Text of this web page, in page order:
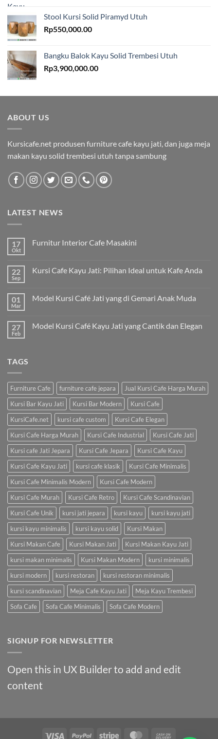
Stool Kursi Solid Piramyd Utuh
Rp550,000.00
Bangku Balok Kayu Solid Trembesi Utuh
Rp3,900,000.00
ABOUT US
Kursicafe.net produsen furniture cafe kayu jati, dan juga meja
makan kayu solid trembesi utuh tanpa sambung
LATEST NEWS
17
Okt
Furnitur Interior Cafe Masakini
22
Sep
Kursi Cafe Kayu Jati: Pilihan Ideal untuk Kafe Anda
01
Mar
Model Kursi Café Jati yang di Gemari Anak Muda
27
Feb
Model Kursi Café Kayu Jati yang Cantik dan Elegan
TAGS
Furniture Cafe furniture cafe jepara
Jual Kursi Cafe Harga Murah
Kursi Bar Kayu Jati
Kursi Bar Modern
Kursi Cafe
KursiCafe.net
kursi cafe custom
Kursi Cafe Elegan
Kursi Cafe Harga Murah
Kursi Cafe Industrial
Kursi Cafe Jati
Kursi cafe Jati Jepara
Kursi Cafe Jepara
Kursi Cafe Kayu
Kursi Cafe Kayu Jati
kursi cafe klasik
Kursi Cafe Minimalis
Kursi Cafe Minimalis Modern
Kursi Cafe Modern
Kursi Cafe Murah
Kursi Cafe Retro
Kursi Cafe Scandinavian
Kursi Cafe Unik
kursi jati jepara kursi kayu
kursi kayu jati
kursi kayu minimalis
kursi kayu solid
Kursi Makan
Kursi Makan Cafe
Kursi Makan Jati
Kursi Makan Kayu Jati
kursi makan minimalis
Kursi Makan Modern
kursi minimalis
kursi modern
kursi restoran
kursi restoran minimalis
kursi scandinavian
Meja Cafe Kayu Jati
Meja Kayu Trembesi
Sofa Cafe
Sofa Cafe Minimalis Sofa Cafe Modern
SIGNUP FOR NEWSLETTER
Open this in UX Builder to add and edit
content